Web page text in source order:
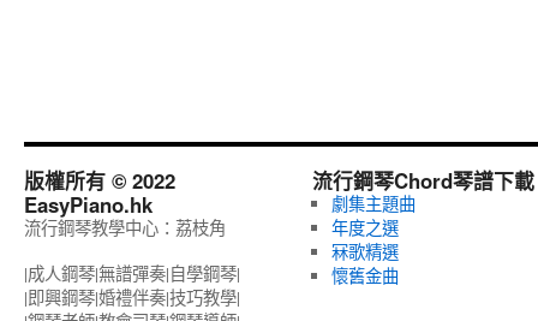
版權所有 © 2022
EasyPiano.hk
流行鋼琴教學中心：荔枝角
|成人鋼琴|無譜彈奏|自學鋼琴|
|即興鋼琴|婚禮伴奏|技巧教學|
流行鋼琴Chord琴譜下載
劇集主題曲
年度之選
冧歌精選
懷舊金曲